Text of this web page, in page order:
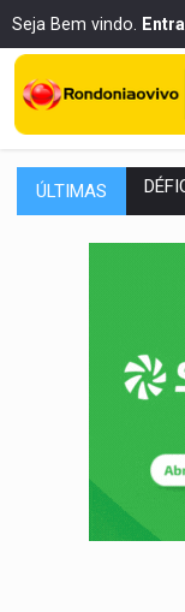
Seja Bem vindo.
ÚLTIMAS